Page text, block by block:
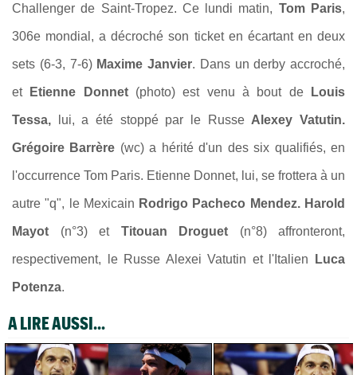
Challenger de Saint-Tropez. Ce lundi matin, Tom Paris,
306e mondial, a décroché son ticket en écartant en deux
sets (6-3, 7-6) Maxime Janvier. Dans un derby accroché,
et Etienne Donnet (photo) est venu à bout de Louis
Tessa, lui, a été stoppé par le Russe Alexey Vatutin.
Grégoire Barrère (wc) a hérité d'un des six qualifiés, en
l'occurrence Tom Paris. Etienne Donnet, lui, se frottera à un
autre "q", le Mexicain Rodrigo Pacheco Mendez. Harold
Mayot (n°3) et Titouan Droguet (n°8) affronteront,
respectivement, le Russe Alexei Vatutin et l'Italien Luca
Potenza.
A LIRE AUSSI...